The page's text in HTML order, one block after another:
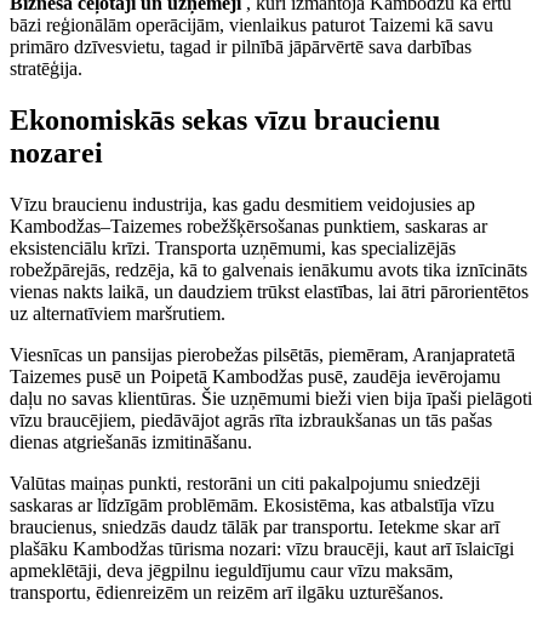
bāzi reģionālām operācijām, vienlaikus paturot Taizemi kā savu
primāro dzīvesvietu, tagad ir pilnībā jāpārvērtē sava darbības
stratēģija.
Ekonomiskās sekas vīzu braucienu
nozarei
Vīzu braucienu industrija, kas gadu desmitiem veidojusies ap
Kambodžas–Taizemes robežšķērsošanas punktiem, saskaras ar
eksistenciālu krīzi. Transporta uzņēmumi, kas specializējās
robežpārejās, redzēja, kā to galvenais ienākumu avots tika iznīcināts
vienas nakts laikā, un daudziem trūkst elastības, lai ātri pārorientētos
uz alternatīviem maršrutiem.
Viesnīcas un pansijas pierobežas pilsētās, piemēram, Aranjapratetā
Taizemes pusē un Poipetā Kambodžas pusē, zaudēja ievērojamu
daļu no savas klientūras. Šie uzņēmumi bieži vien bija īpaši pielāgoti
vīzu braucējiem, piedāvājot agrās rīta izbraukšanas un tās pašas
dienas atgriešanās izmitināšanu.
Valūtas maiņas punkti, restorāni un citi pakalpojumu sniedzēji
saskaras ar līdzīgām problēmām. Ekosistēma, kas atbalstīja vīzu
braucienus, sniedzās daudz tālāk par transportu. Ietekme skar arī
plašāku Kambodžas tūrisma nozari: vīzu braucēji, kaut arī īslaicīgi
apmeklētāji, deva jēgpilnu ieguldījumu caur vīzu maksām,
transportu, ēdienreizēm un reizēm arī ilgāku uzturēšanos.